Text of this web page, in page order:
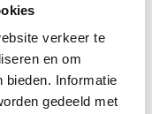
verkeer te
en om
bieden. Informatie
gedeeld met
en in uw
U kunt
uitvoeren door
te